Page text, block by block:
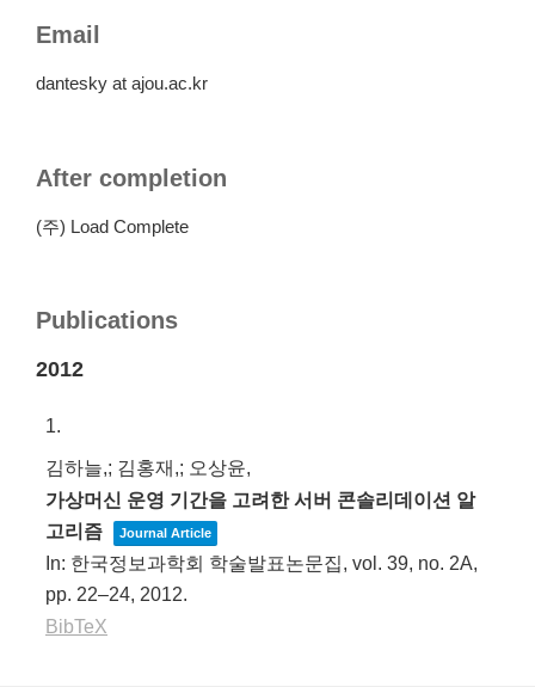
Email
dantesky at ajou.ac.kr
After completion
(주) Load Complete
Publications
2012
1.
김하늘,; 김홍재,; 오상윤,
가상머신 운영 기간을 고려한 서버 콘솔리데이션 알
고리즘
Journal Article
In: 한국정보과학회 학술발표논문집, vol. 39, no. 2A,
pp. 22–24, 2012.
BibTeX